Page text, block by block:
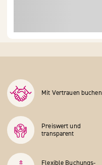
Mit Vertrauen buchen
Preiswert und
transparent
Flexible Buchungs­